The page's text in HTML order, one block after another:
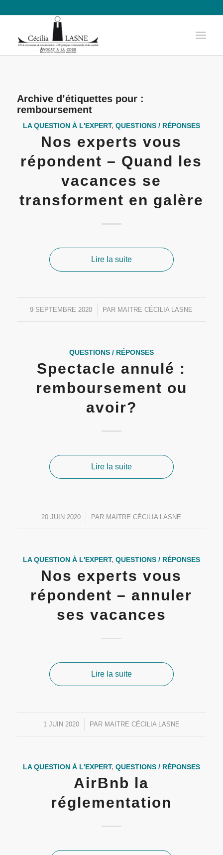
Archive d’étiquettes pour :
remboursement
LA QUESTION À L'EXPERT, QUESTIONS / RÉPONSES
Nos experts vous
répondent – Quand les
vacances se
transforment en galère
Lire la suite
9 SEPTEMBRE 2020
/ PAR MAITRE CÉCILIA LASNE
QUESTIONS / RÉPONSES
Spectacle annulé :
remboursement ou
avoir?
Lire la suite
20 JUIN 2020
/ PAR MAITRE CÉCILIA LASNE
LA QUESTION À L'EXPERT, QUESTIONS / RÉPONSES
Nos experts vous
répondent – annuler
ses vacances
Lire la suite
1 JUIN 2020
/ PAR MAITRE CÉCILIA LASNE
LA QUESTION À L'EXPERT, QUESTIONS / RÉPONSES
AirBnb la
réglementation